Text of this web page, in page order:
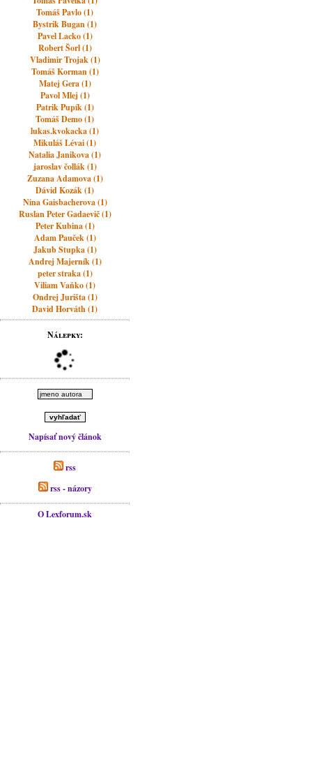
Tomáš Pavlo (1)
Bystrik Bugan (1)
Pavel Lacko (1)
Robert Šorl (1)
Vladimir Trojak (1)
Tomáš Korman (1)
Matej Gera (1)
Pavol Mlej (1)
Patrik Pupík (1)
Tomáš Demo (1)
lukas.kvokacka (1)
Mikuláš Lévai (1)
Natalia Janikova (1)
jaroslav čollák (1)
Zuzana Adamova (1)
Dávid Kozák (1)
Nina Gaisbacherova (1)
Ruslan Peter Gadaevič (1)
Peter Kubina (1)
Adam Pauček (1)
Jakub Stupka (1)
Andrej Majerník (1)
peter straka (1)
Viliam Vaňko (1)
Ondrej Jurišta (1)
David Horváth (1)
Nálepky:
Napísať nový článok
rss
rss - názory
O Lexforum.sk